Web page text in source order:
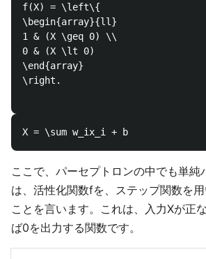
f(X) = \left\{
\begin{array}{ll}
1 & (X \geq 0) \\
0 & (X \lt 0)
\end{array}
\right.
ここで、パーセプトロンの中でも単純
は、活性化関数fを、ステップ関数を
ことを言います。これは、入力Xが正
ば0を出力する関数です。